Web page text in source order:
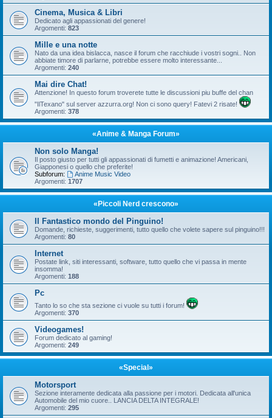
Cinema, Musica & Libri
Dedicato agli appassionati del genere!
Argomenti: 823
Mille e una notte
Nato da una idea bislacca, nasce il forum che racchiude i vostri sogni.. Non
abbiate timore di parlarne, potrebbe essere molto interessante...
Argomenti: 240
Mai dire Chat!
Attenzione! In questo forum troverete tutte le discussioni piu buffe del chan
"IlTexano" sul server azzurra.org! Non ci sono query! Fatevi 2 risate!
Argomenti: 378
«Anime & Manga Forum»
Non solo Manga!
Il posto giusto per tutti gli appassionati di fumetti e animazione! Americani,
Giapponesi o quello che preferite!
Subforum:
Anime Music Video
Argomenti: 1707
«Piccoli Nerd crescono»
Il Fantastico mondo del Pinguino!
Domande, richieste, suggerimenti, tutto quello che volete sapere sul pinguino!!!
Argomenti: 80
Internet
Postate link, siti interessanti, software, tutto quello che vi passa in mente
insomma!
Argomenti: 188
Pc
Tanto lo so che sta sezione ci vuole su tutti i forum!
Argomenti: 370
Videogames!
Forum dedicato al gaming!
Argomenti: 249
«Special»
Motorsport
Sezione interamente dedicata alla passione per i motori. Dedicata all'unica
Automobile del mio cuore.. LANCIA DELTA INTEGRALE!
Argomenti: 295